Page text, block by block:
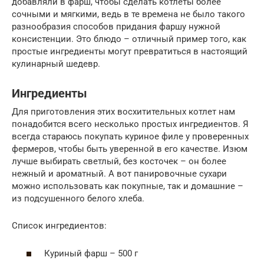
сочными и мягкими, ведь в те времена не было такого
разнообразия способов придания фаршу нужной
консистенции. Это блюдо – отличный пример того, как
простые ингредиенты могут превратиться в настоящий
кулинарный шедевр.
Ингредиенты
Для приготовления этих восхитительных котлет нам
понадобится всего несколько простых ингредиентов. Я
всегда стараюсь покупать куриное филе у проверенных
фермеров, чтобы быть уверенной в его качестве. Изюм
лучше выбирать светлый, без косточек – он более
нежный и ароматный. А вот панировочные сухари
можно использовать как покупные, так и домашние –
из подсушенного белого хлеба.
Список ингредиентов:
Куриный фарш – 500 г